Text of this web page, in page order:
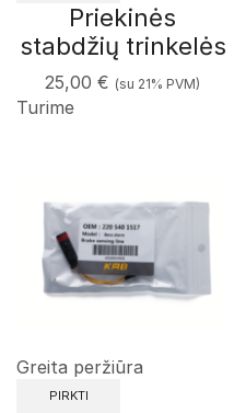
Priekinės
stabdžių trinkelės
25,00 € (su 21% PVM)
Turime
Greita peržiūra
PIRKTI